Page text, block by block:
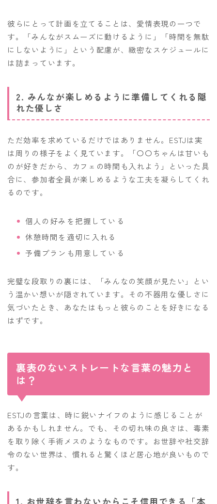
彼らにとって計画を立てることは、愛情表現の一つで
す。「みんながスムーズに動けるように」「時間を無駄
にしないように」という配慮が、緻密なスケジュールに
は詰まっています。
2. みんなが楽しめるように準備してくれる隠
れた優しさ
ただ効率を求めているだけではありません。ESTJは実
は周りの様子をよく見ています。「〇〇ちゃんは甘いも
のが好きだから、カフェの時間も入れよう」といった具
合に、参加者全員が楽しめるような工夫を凝らしてくれ
るのです。
個人の好みを把握している
休憩時間を適切に入れる
予備プランも用意している
完璧な段取りの裏には、「みんなの笑顔が見たい」とい
う温かい想いが隠されています。その不器用な優しさに
気づいたとき、あなたはもっと彼らのことを好きになる
はずです。
裏表のないストレートな言葉の魅力と
は？
ESTJの言葉は、時に鋭いナイフのように感じることが
あるかもしれません。でも、その切れ味の良さは、毒素
を取り除く手術メスのようなものです。お世辞や社交辞
令のない世界は、慣れると驚くほど居心地が良いもので
す。
1. お世辞を言わないからこそ信用できる「本